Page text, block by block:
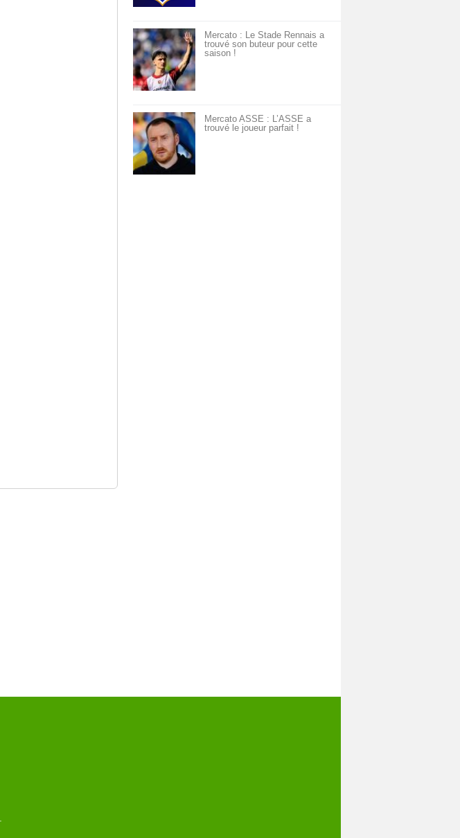
Mercato : Le Stade Rennais a
trouvé son buteur pour cette
saison !
Mercato ASSE : L’ASSE a
trouvé le joueur parfait !